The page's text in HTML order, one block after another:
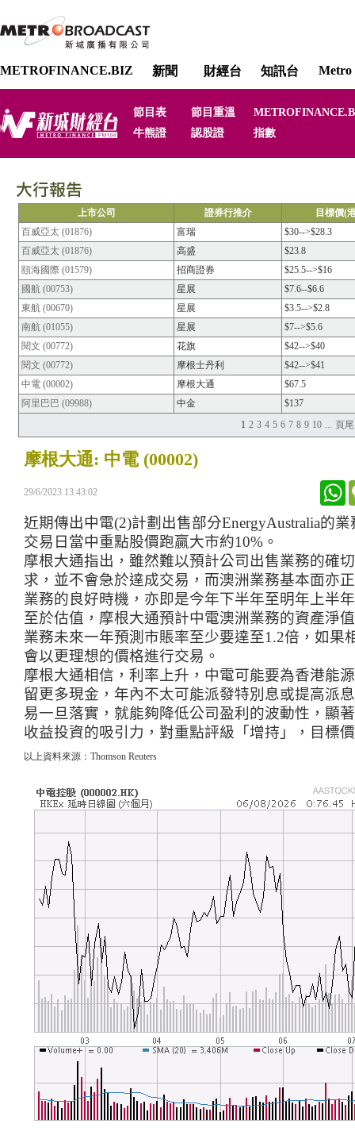
METROFINANCE.BIZ 新聞 財經台 知訊台 Metro
節目表 節目重溫
牛熊證
認股證 指數
上市公司 證券行推介
目標價(
百威亞太 (01876)
富瑞
$30-->$28.3
百威亞太 (01876)
高盛
$23.8
頤海國際 (01579)
招商證券
$25.5-->$16
國航 (00753)
星展
$7.6--$6.6
東航 (00670)
星展
$3.5-->$2.8
南航 (01055)
星展
$7-->$5.6
閱文 (00772)
花旗
$42-->$40
閱文 (00772)
摩根士丹利
$42-->$41
中電 (00002)
摩根大通
$67.5
阿里巴巴 (09988)
中金
$137
1 2 3 4 5 6 7 8 9 10 ... 頁尾
摩根大通: 中電 (00002)
29/6/2023 13:43:02
近期傳出中電(2)計劃 出售部分EnergyAustralia的業
交易日當中重點股價跑贏大市約10% 。
摩根大通指出 ， 雖然難以預計公司出售業務的確
求 ，並不會急於達成交易，而澳洲業務基本面亦
業務的良好時機 ， 亦即是今年下半年至明年上半
至於估值，摩根大通預計中電澳洲業務的資產淨
業務未來一年預測市賬率至少要達至1.2倍 ， 如果
會以更理想的價格進行交易。
摩根大通相信，利率上升，中電可能要為香港能
留更多現金，年內不太可能派發特別息或提高派息
易一旦落實，就能夠降低公司盈利的波動性，顯
收益投資的吸引力 ， 對重點評級「增持」 ， 目標價
以上資料來源：Thomson Reuters